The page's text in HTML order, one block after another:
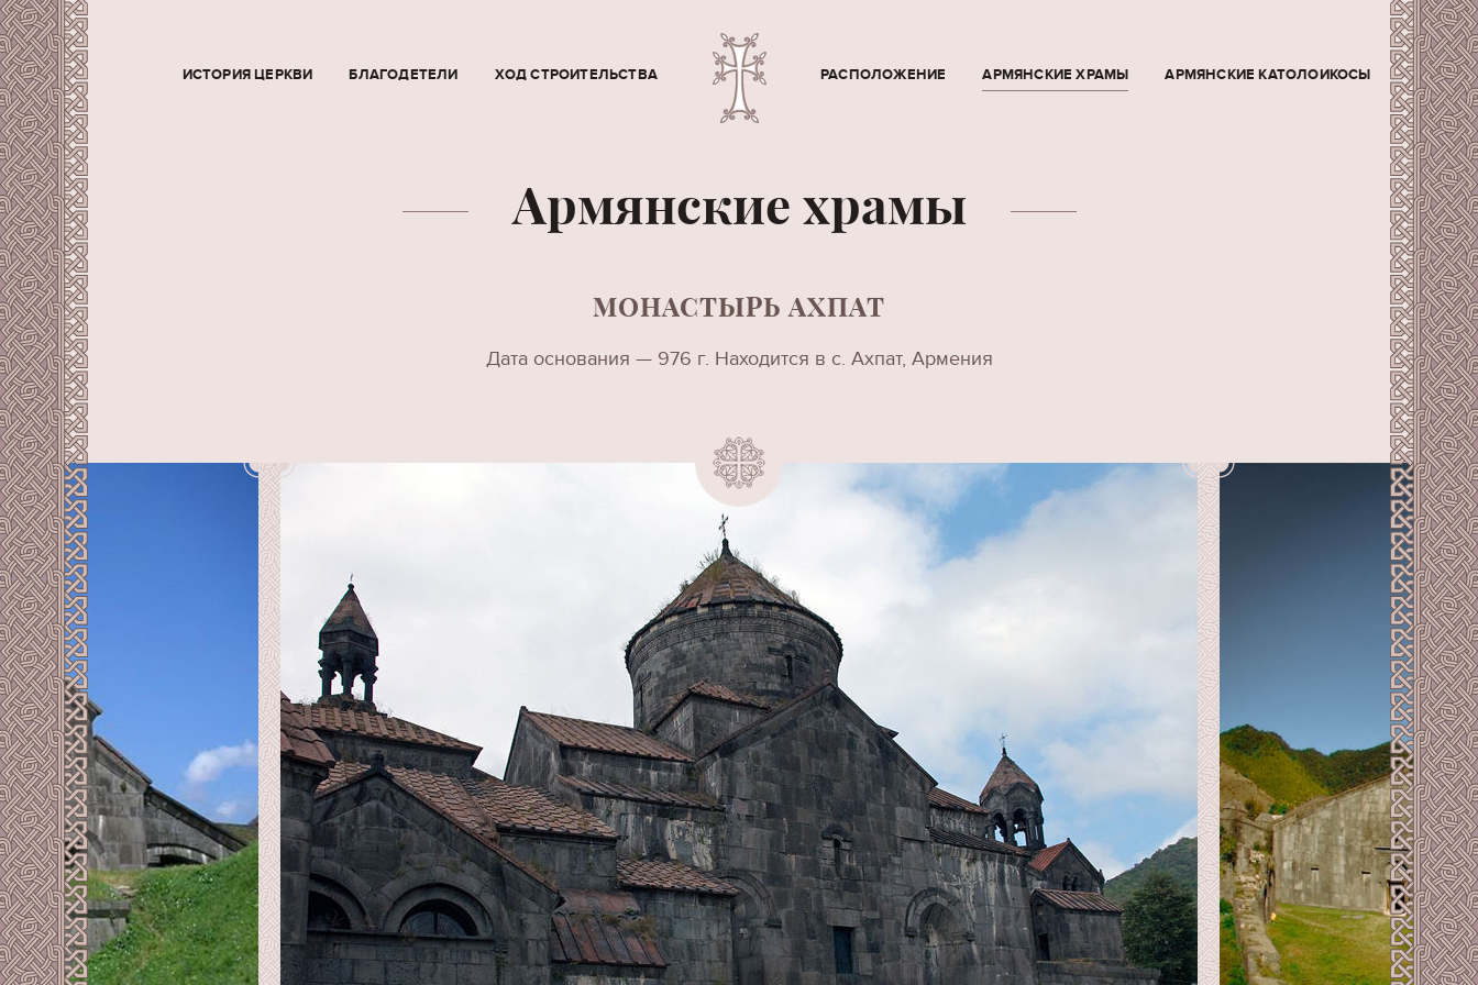
ИСТОРИЯ ЦЕРКВИ БЛАГОДЕТЕЛИ ХОД СТРОИТЕЛЬСТВА РАСПОЛОЖЕНИЕ АРМЯНСКИЕ ХРАМЫ АРМЯНСКИЕ КАТОЛОИКОСЫ
Армянские храмы
МОНАСТЫРЬ АХПАТ
Дата основания — 976 г. Находится в с. Ахпат, Армения